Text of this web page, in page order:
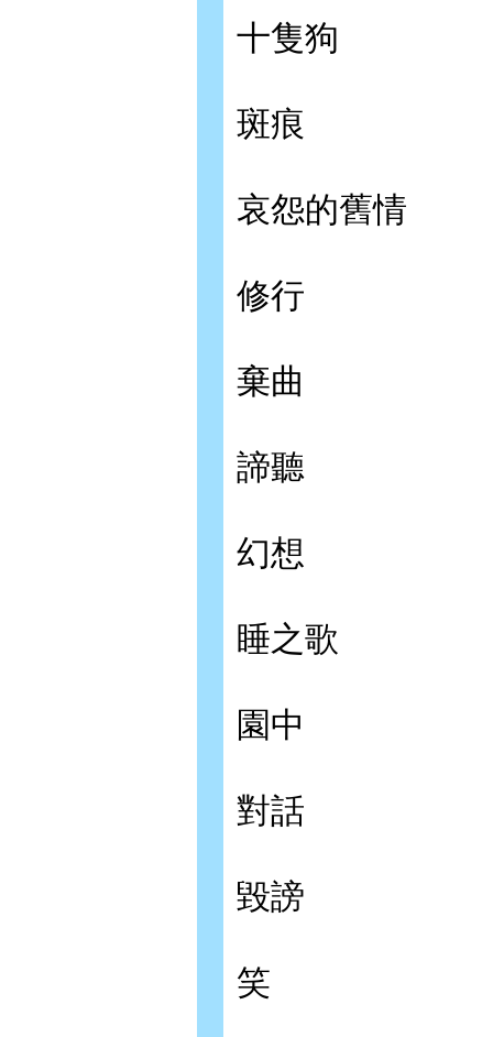
十隻狗
斑痕
哀怨的舊情
修行
棄曲
諦聽
幻想
睡之歌
園中
對話
毀謗
笑